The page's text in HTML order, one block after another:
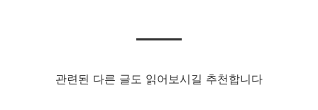
관련된 다른 글도 읽어보시길 추천합니다